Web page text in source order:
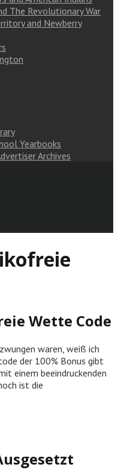
The Revolutionary War
and Newberry
Yearbooks
Archives
Wette Code
waren, weiß ich
der 100% Bonus gibt
einem beeindruckenden
ist die